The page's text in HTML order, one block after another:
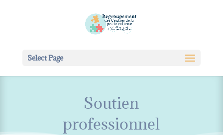
Select Page
Soutien
professionnel